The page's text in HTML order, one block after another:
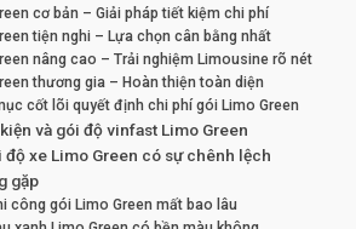
cơ bản – Giải pháp tiết kiệm chi phí
tiện nghi – Lựa chọn cân bằng nhất
nâng cao – Trải nghiệm Limousine rõ nét
thương gia – Hoàn thiện toàn diện
cốt lõi quyết định chi phí gói Limo Green
và gói độ vinfast Limo Green
độ xe Limo Green có sự chênh lệch
gặp
công gói Limo Green mất bao lâu